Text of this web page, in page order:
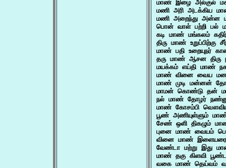
மாண் இழை அல்குல்
மணி அரி அடக்கிய
மணி அறைந்து அன்ன
பொன் வாள் பற்றி
கடி மாண் மங்கலம்
திரு மாண்
மாண் பதி உறையுநர்
தரு மாண் ஆசன
மயக்கம் எய்தி மாண்
மாண் வினை வைய
மாண் முடி மன்னன்
மாமன் கொண்டு தன்
நல் மாண் தோழர்
மாண் கோசம்பி
பூண் அணியுள்ளும்
சேண் ஒளி திகழும்
புனை மாண் வையம்
வினை மாண் இளையரை
வேண்டா மற்று இது
மாண் தகு கிளவி
வகை மாண் தெய்வம்